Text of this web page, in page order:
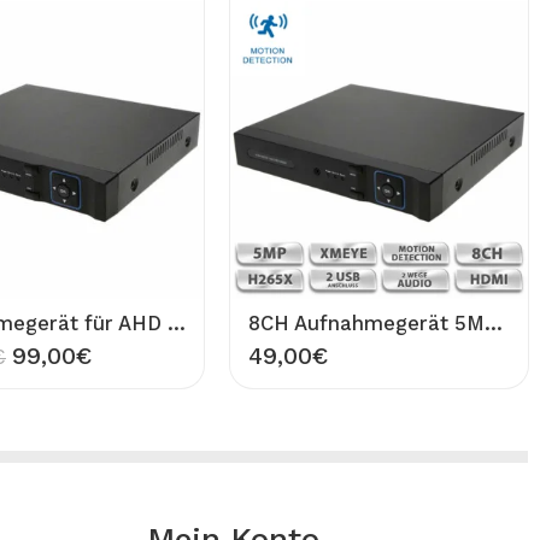
Aufnahmegerät für AHD Überwachungskamera 16CH DVR bis 960P Auflösung CCTV Recorder
99,00€
8CH Aufnahmegerät 5MP H265+ Hybrid 5in1 XMEYE DVR für Überwachungskamera VIVA Full HD CCTV IP XVI AHD TVI CVI CVBS Recorder H265X
49,00€